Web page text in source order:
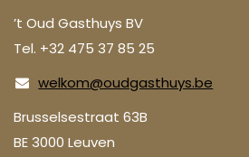
’t Oud Gasthuys BV
Tel. +32 475 37 85 25
welkom@oudgasthuys.be
Brusselsestraat 63B
BE 3000 Leuven